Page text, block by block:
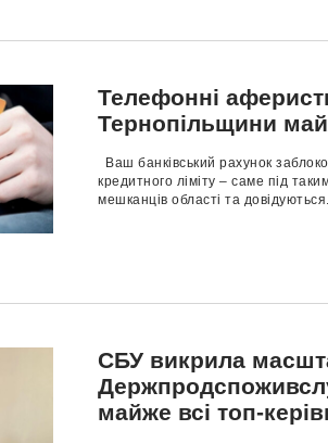
Телефонні
Тернопільщини
Ваш банківський рахунок
кредитного ліміту – саме під
мешканців області та
СБУ викрила
майже всі топ-